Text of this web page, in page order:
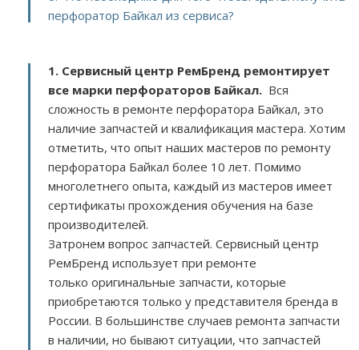
перфоратор Байкал из сервиса?
1. Сервисный центр РемБренд ремонтирует
все марки перфораторов Байкал. Вся
сложность в ремонте перфоратора Байкал, это
наличие запчастей и квалификация мастера. Хотим
отметить, что опыт наших мастеров по ремонту
перфоратора Байкал более 10 лет. Помимо
многолетнего опыта, каждый из мастеров имеет
сертификаты прохождения обучения на базе
производителей.
Затронем вопрос запчастей. Сервисный центр
РемБренд использует при ремонте
только оригинальные запчасти, которые
приобретаются только у представителя бренда в
России. В большинстве случаев ремонта запчасти
в наличии, но бывают ситуации, что запчастей